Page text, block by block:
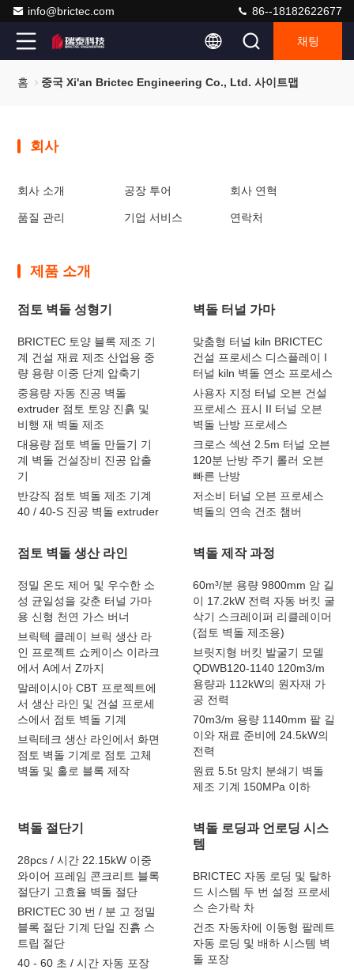
info@brictec.com 86--18182622677
채팅
홈 중국 Xi'an Brictec Engineering Co., Ltd. 사이트맵
회사
회사 소개 공장 투어 회사 연혁
품질 관리 기업 서비스 연락처
제품 소개
점토 벽돌 성형기
BRICTEC 토양 블록 제조 기
계 건설 재료 제조 산업용 중
량 용량 이중 단계 압축기
중용량 자동 진공 벽돌
extruder 점토 토양 진흙 및
비행 재 벽돌 제조
대용량 점토 벽돌 만들기 기
계 벽돌 건설장비 진공 압출
기
반강직 점토 벽돌 제조 기계
40 / 40-S 진공 벽돌 extruder
벽돌 터널 가마
맞춤형 터널 kiln BRICTEC
건설 프로세스 디스플레이 I
터널 kiln 벽돌 연소 프로세스
사용자 지정 터널 오븐 건설
프로세스 표시 II 터널 오븐
벽돌 난방 프로세스
크로스 섹션 2.5m 터널 오븐
120분 난방 주기 롤러 오븐
빠른 난방
저소비 터널 오븐 프로세스
벽돌의 연속 건조 챔버
점토 벽돌 생산 라인
정밀 온도 제어 및 우수한 소
성 균일성을 갖춘 터널 가마
용 신형 천연 가스 버너
브릭텍 클레이 브릭 생산 라
인 프로젝트 쇼케이스 이라크
에서 A에서 Z까지
말레이시아 CBT 프로젝트에
서 생산 라인 및 건설 프로세
스에서 점토 벽돌 기계
브릭테크 생산 라인에서 화면
점토 벽돌 기계로 점토 고체
벽돌 및 홀로 블록 제작
벽돌 제작 과정
60m³/분 용량 9800mm 암 길
이 17.2kW 전력 자동 버킷 굴
삭기 스크레이퍼 리클레이머
(점토 벽돌 제조용)
브릿지형 버킷 발굴기 모델
QDWB120-1140 120m3/m
용량과 112kW의 원자재 가
공 전력
70m3/m 용량 1140mm 팔 길
이와 재료 준비에 24.5kW의
전력
원료 5.5t 망치 분쇄기 벽돌
제조 기계 150MPa 이하
벽돌 절단기
28pcs / 시간 22.15kW 이중
와이어 프레임 콘크리트 블록
절단기 고효율 벽돌 절단
BRICTEC 30 번 / 분 고 정밀
블록 절단 기계 단일 진흙 스
트립 절단
40 - 60 초 / 시간 자동 포장
벽돌 로딩과 언로딩 시스
템
BRICTEC 자동 로딩 및 탈하
드 시스템 두 번 설정 프로세
스 손가락 차
건조 자동차에 이동형 팔레트
자동 로딩 및 배하 시스템 벽
돌 포장